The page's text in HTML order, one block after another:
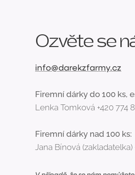
Ozvěte se
info@darekzfarmy.cz
Firemní dárky do 100 ks,
Lenka Tomková +420 774
Firemní dárky nad 100 ks:
Jana Bínová (zakladatelka)